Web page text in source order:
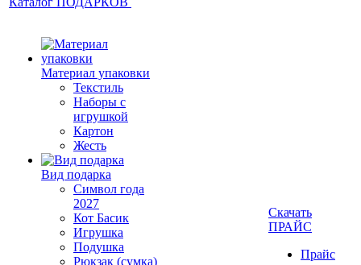
Материал упаковки
Текстиль
Наборы с
игрушкой
Картон
Жесть
Вид подарка
Символ года
2027
Кот Басик
Игрушка
Подушка
Рюкзак (сумка)
Скачать
ПРАЙС
Прайс